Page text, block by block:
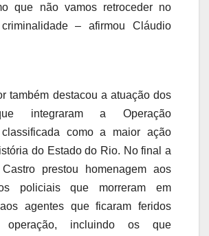
que não vamos retroceder no
– afirmou Cláudio
também destacou a atuação dos
integraram a Operação
classificada como a maior ação
do Estado do Rio. No final a
prestou homenagem aos
policiais que morreram em
agentes que ficaram feridos
incluindo os que